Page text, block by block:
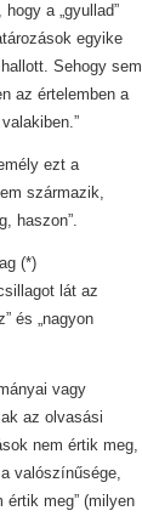
a „gyullad”
egyike
Sehogy sem
az értelemben a
ezt a
származik,
haszon”.
(*)
lát az
és „nagyon
vagy
az olvasási
nem értik meg,
valószínűsége,
értik meg” (milyen